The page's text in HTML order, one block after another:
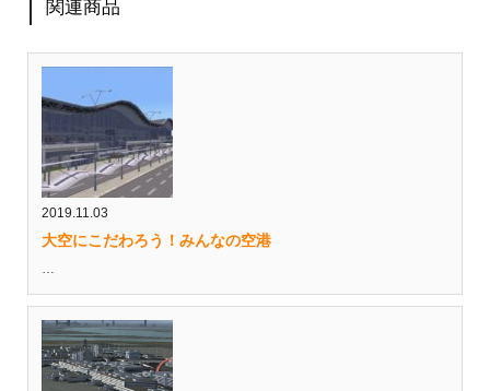
関連商品
2019.11.03
大空にこだわろう！みんなの空港